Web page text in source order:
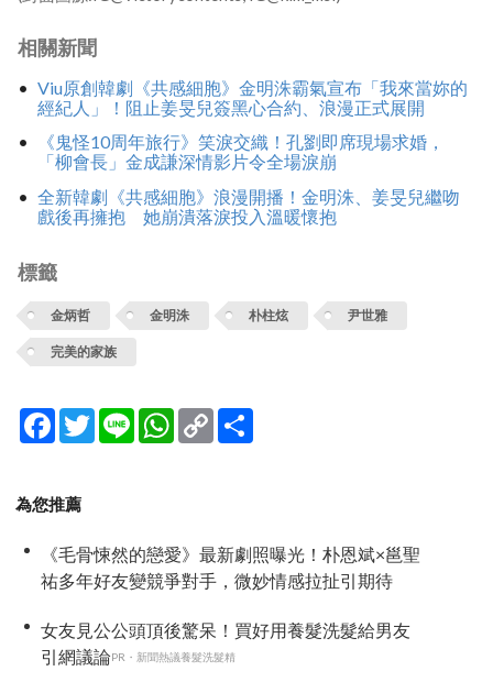
相關新聞
Viu原創韓劇《共感細胞》金明洙霸氣宣布「我來當妳的
經紀人」！阻止姜旻兒簽黑心合約、浪漫正式展開
《鬼怪10周年旅行》笑淚交織！孔劉即席現場求婚，
「柳會長」金成謙深情影片令全場淚崩
全新韓劇《共感細胞》浪漫開播！金明洙、姜旻兒繼吻
戲後再擁抱 她崩潰落淚投入溫暖懷抱
標籤
金炳哲 金明洙 朴柱炫 尹世雅
完美的家族
Facebook
TwitterLine WhatsApp
Copy
Link
為您推薦
《毛骨悚然的戀愛》最新劇照曝光！朴恩斌×邕聖
祐多年好友變競爭對手，微妙情感拉扯引期待
女友見公公頭頂後驚呆！買好用養髮洗髮給男友
引網議論PR・新聞熱議養髮洗髮精